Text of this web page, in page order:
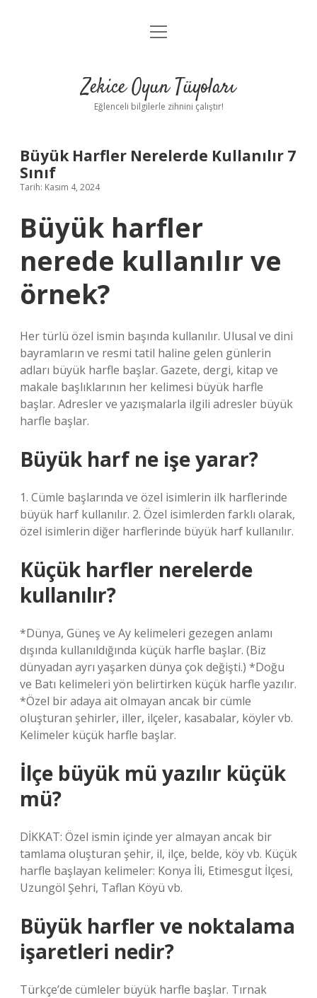
Anasayfa
Yasal Uyarı
menüyü
Zekice Oyun Tüyoları
Eğlenceli bilgilerle zihnini çalıştır!
Büyük Harfler Nerelerde Kullanılır 7
Sınıf
Tarih: Kasım 4, 2024
Büyük harfler
nerede kullanılır ve
örnek?
Her türlü özel ismin başında kullanılır. Ulusal ve dini
bayramların ve resmi tatil haline gelen günlerin
adları büyük harfle başlar. Gazete, dergi, kitap ve
makale başlıklarının her kelimesi büyük harfle
başlar. Adresler ve yazışmalarla ilgili adresler büyük
harfle başlar.
Büyük harf ne işe yarar?
1. Cümle başlarında ve özel isimlerin ilk harflerinde
büyük harf kullanılır. 2. Özel isimlerden farklı olarak,
özel isimlerin diğer harflerinde büyük harf kullanılır.
Küçük harfler nerelerde
kullanılır?
*Dünya, Güneş ve Ay kelimeleri gezegen anlamı
dışında kullanıldığında küçük harfle başlar. (Biz
dünyadan ayrı yaşarken dünya çok değişti.) *Doğu
ve Batı kelimeleri yön belirtirken küçük harfle yazılır.
*Özel bir adaya ait olmayan ancak bir cümle
oluşturan şehirler, iller, ilçeler, kasabalar, köyler vb.
Kelimeler küçük harfle başlar.
İlçe büyük mü yazılır küçük
mü?
DİKKAT: Özel ismin içinde yer almayan ancak bir
tamlama oluşturan şehir, il, ilçe, belde, köy vb. Küçük
harfle başlayan kelimeler: Konya İli, Etimesgut İlçesi,
Uzungöl Şehri, Taflan Köyü vb.
Büyük harfler ve noktalama
işaretleri nedir?
Türkçe’de cümleler büyük harfle başlar. Tırnak